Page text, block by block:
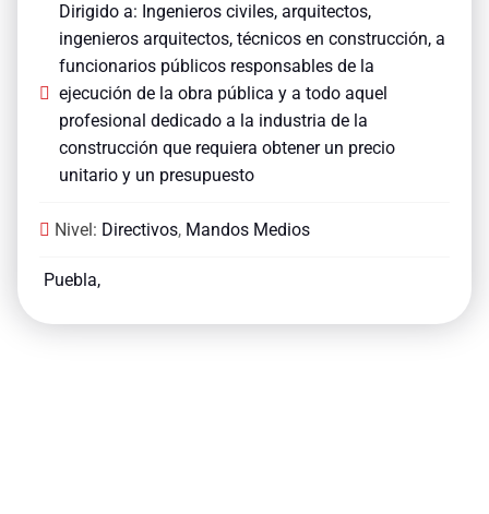
Dirigido a: Ingenieros civiles, arquitectos,
ingenieros arquitectos, técnicos en construcción, a
funcionarios públicos responsables de la
ejecución de la obra pública y a todo aquel
profesional dedicado a la industria de la
construcción que requiera obtener un precio
unitario y un presupuesto
Nivel: Directivos, Mandos Medios
Puebla,